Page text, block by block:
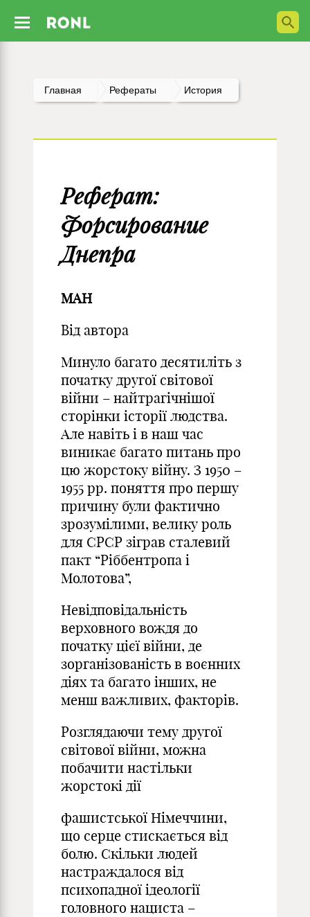
Главная Рефераты История
Реферат:
Форсирование
Днепра
МАН
Від автора
Минуло багато десятиліть з
початку другої світової
війни – найтрагічнішої
сторінки історії людства.
Але навіть і в наш час
виникає багато питань про
цю жорстоку війну. З 1950 –
1955 рр. поняття про першу
причину були фактично
зрозумілими, велику роль
для СРСР зіграв сталевий
пакт “Ріббентропа і
Молотова”,
Невідповідальність
верховного вождя до
початку цієї війни, де
зорганізованість в воєнних
діях та багато інших, не
менш важливих, факторів.
Розглядаючи тему другої
світової війни, можна
побачити настільки
жорстокі дії
фашистської Німеччини,
що серце стискається від
болю. Скільки людей
настраждалося від
психопадної ідеології
головного нациста –